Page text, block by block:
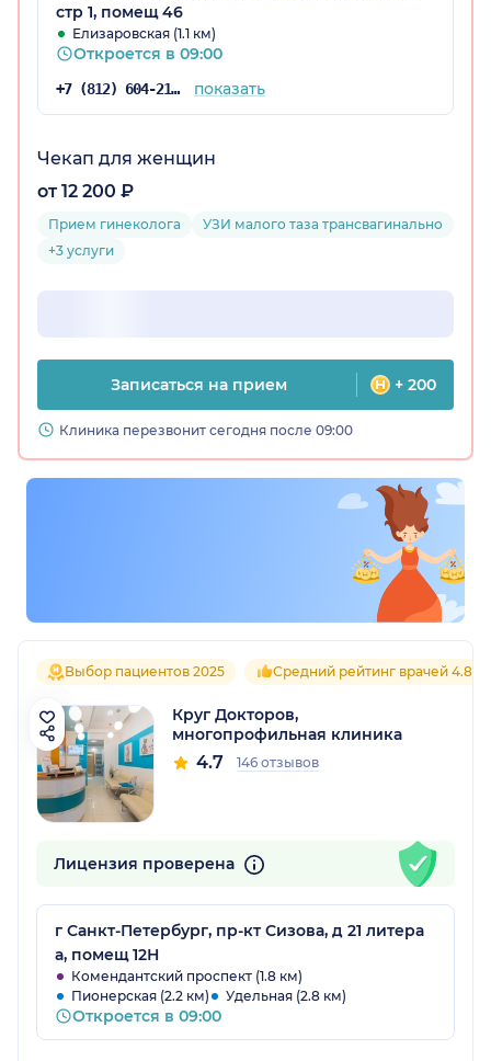
стр 1, помещ 46
Елизаровская (1.1 км)
Откроется в 09:00
+7 (812) 604-21-56 показать
Чекап для женщин
от 12 200 ₽
Прием гинеколога
УЗИ малого таза трансвагинально
+3 услуги
Записаться на прием + 200
Клиника перезвонит сегодня после 09:00
Выбор пациентов 2025 Средний рейтинг врачей 4.8
Круг Докторов,
многопрофильная клиника
4.7 146 отзывов
Лицензия проверена
г Санкт-Петербург, пр-кт Сизова, д 21 литера
а, помещ 12Н
Комендантский проспект (1.8 км)
Пионерская (2.2 км)
Удельная (2.8 км)
Откроется в 09:00